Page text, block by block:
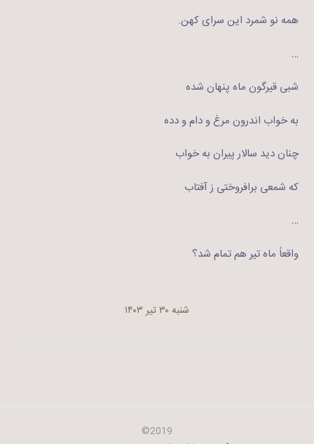
همه نو شمرد این سرای کهن.
…
شبی قیرگون ماه پنهان شده
به خواب اندرون مرغ و دام و دده
چنان دید سالار پیران به خواب
که شمعی برافروختی ز آفتاب
…
واقعاً ماه تیر هم تمام شد؟
شنبه ۳۰ تیر ۱۴۰۳
2019©